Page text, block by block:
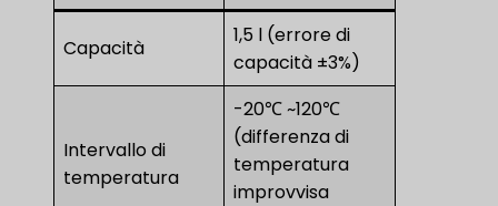
Capacità
1,5 l (errore di
capacità ±3%)
Intervallo di
temperatura
-20℃ ~120℃
(differenza di
temperatura
improvvisa